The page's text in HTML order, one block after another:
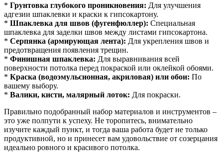
* Грунтовка глубокого проникновения: Для улучшения
адгезии шпаклевки и краски к гипсокартону.
* Шпаклевка для швов (фугенфюллер): Специальная
шпаклевка для заделки швов между листами гипсокартона.
* Серпянка (армирующая лента): Для укрепления швов и
предотвращения появления трещин.
* Финишная шпаклевка: Для выравнивания всей
поверхности потолка перед покраской или оклейкой обоями.
* Краска (водоэмульсионная, акриловая) или обои: По
вашему выбору.
* Валики, кисти, малярный лоток: Для покраски.
Правильно подобранный набор материалов и инструментов –
это уже полпути к успеху. Не торопитесь, внимательно
изучите каждый пункт, и тогда ваша работа будет не только
продуктивной, но и принесет вам удовольствие от созерцания
идеально ровного и красивого потолка.